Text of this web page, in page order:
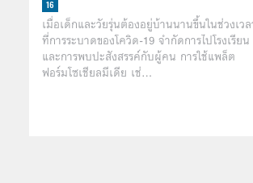
เมื่อเด็กและวัยรุ่นต้องอยู่บ้านนานขึ้นในช่วงเว
ที่การระบาดของโควิด-19 จำกัดการไปโรงเรียน
และการพบปะสังสรรค์กับผู้คน การใช้แพล็ต
ฟอร์มโซเชียลมีเดีย เช่…